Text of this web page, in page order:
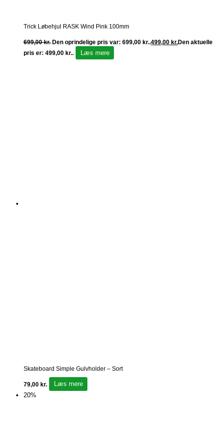
Trick Løbehjul RASK Wind Pink 100mm
699,00kr. Den oprindelige pris var: 699,00 kr..499,00 kr.Den aktuelle
pris er: 499,00 kr..
Læs mere
Skateboard Simple Gulvholder – Sort
79,00 kr.
Læs mere
20%